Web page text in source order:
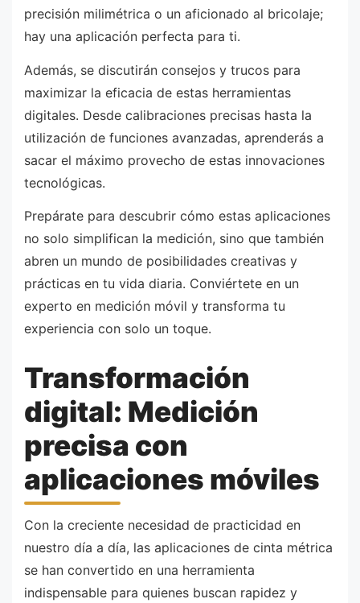
precisión milimétrica o un aficionado al bricolaje;
hay una aplicación perfecta para ti.
Además, se discutirán consejos y trucos para
maximizar la eficacia de estas herramientas
digitales. Desde calibraciones precisas hasta la
utilización de funciones avanzadas, aprenderás a
sacar el máximo provecho de estas innovaciones
tecnológicas.
Prepárate para descubrir cómo estas aplicaciones
no solo simplifican la medición, sino que también
abren un mundo de posibilidades creativas y
prácticas en tu vida diaria. Conviértete en un
experto en medición móvil y transforma tu
experiencia con solo un toque.
Transformación
digital: Medición
precisa con
aplicaciones móviles
Con la creciente necesidad de practicidad en
nuestro día a día, las aplicaciones de cinta métrica
se han convertido en una herramienta
indispensable para quienes buscan rapidez y